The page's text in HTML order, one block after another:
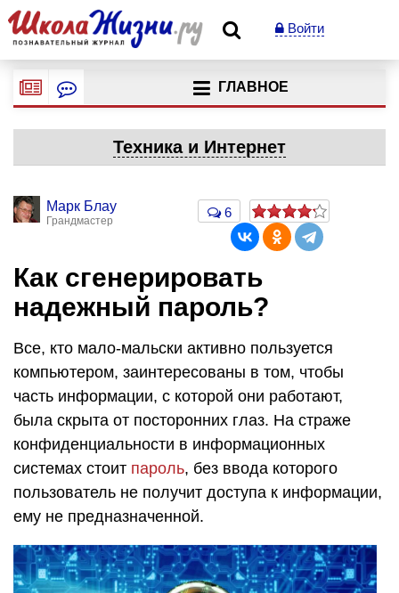
Войти
ГЛАВНОЕ
Техника и Интернет
Марк Блау
Грандмастер
6
Как сгенерировать
надежный пароль?
Все, кто мало-мальски активно пользуется
компьютером, заинтересованы в том, чтобы
часть информации, с которой они работают,
была скрыта от посторонних глаз. На страже
конфиденциальности в информационных
системах стоит пароль, без ввода которого
пользователь не получит доступа к информации,
ему не предназначенной.